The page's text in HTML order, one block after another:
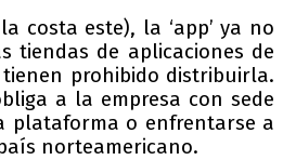
costa este), la ‘app’ ya no
tiendas de aplicaciones de
prohibido distribuirla.
a la empresa con sede
plataforma o enfrentarse a
norteamericano.